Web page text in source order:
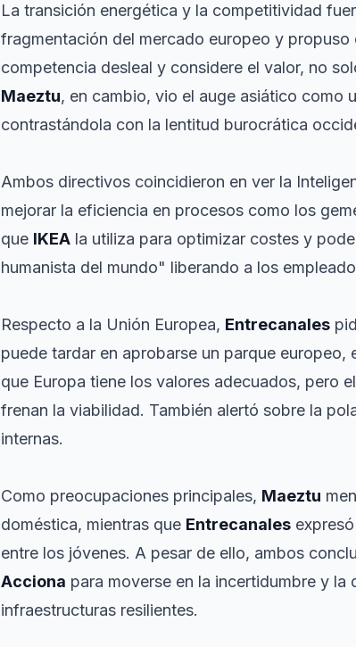
La transición energética y la competitividad
fragmentación del mercado europeo y
competencia desleal y considere el valor, no
Maeztu, en cambio, vio el auge asiático como
contrastándola con la lentitud burocrática
Ambos directivos coincidieron en ver la
mejorar la eficiencia en procesos como los
que IKEA la utiliza para optimizar costes y
humanista del mundo" liberando a los
Respecto a la Unión Europea, Entrecanales
puede tardar en aprobarse un parque europeo,
que Europa tiene los valores adecuados, pero
frenan la viabilidad. También alertó sobre la
internas.
Como preocupaciones principales, Maeztu
doméstica, mientras que Entrecanales
entre los jóvenes. A pesar de ello, ambos
Acciona para moverse en la incertidumbre y
infraestructuras resilientes.